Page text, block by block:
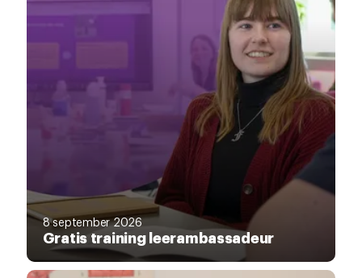
8 september 2026
Gratis training leerambassadeur